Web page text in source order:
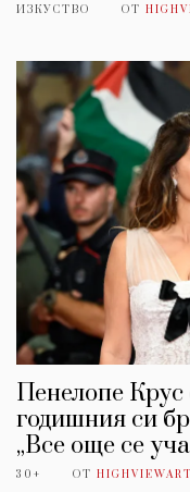
ИЗКУСТВО ОТ
Пенелопе Крус
годишния си
„Все още се
30+ ОТ HIGHVIEWART